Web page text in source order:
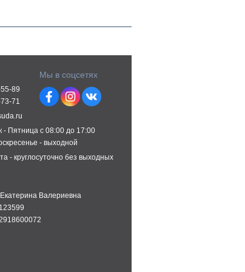
89
71
- Пятница с 08:00 до 17:00
- выходной
- круглосуточно без выходных
Валериевна
Мы в соцсетях